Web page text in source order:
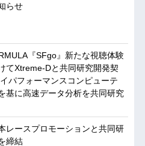
らせ
『SFgo』新たな視聴体験
てXtreme-Dと共同研究開発契
パフォーマンスコンピューテ
基に⾼速データ分析を共同研究
レースプロモーションと共同研
締結